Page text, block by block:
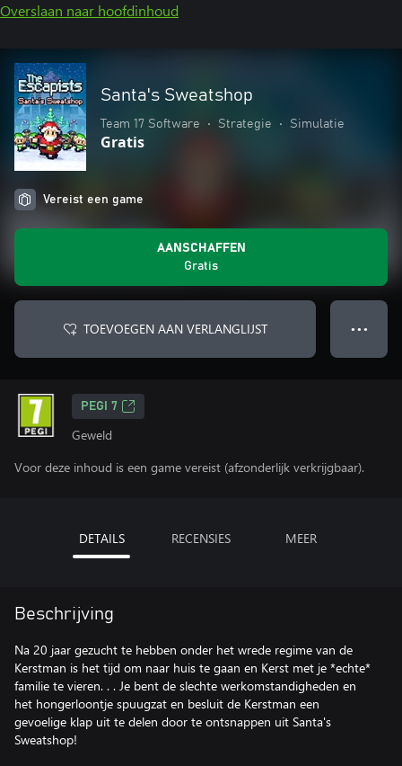
Overslaan naar hoofdinhoud
Santa's Sweatshop
Team 17 Software • Strategie • Simulatie
Gratis
Vereist een game
AANSCHAFFEN
Gratis
TOEVOEGEN AAN VERLANGLIJST ● ● ●
PEGI 7
Geweld
Voor deze inhoud is een game vereist (afzonderlijk verkrijgbaar).
DETAILS RECENSIES MEER
Beschrijving
Na 20 jaar gezucht te hebben onder het wrede regime van de
Kerstman is het tijd om naar huis te gaan en Kerst met je *echte*
familie te vieren. . . Je bent de slechte werkomstandigheden en
het hongerloontje spuugzat en besluit de Kerstman een
gevoelige klap uit te delen door te ontsnappen uit Santa's
Sweatshop!